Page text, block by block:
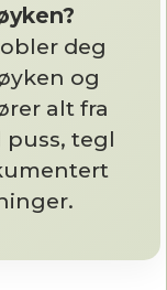
deg
og
alt fra
tegl